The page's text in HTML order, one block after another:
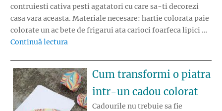
contruiesti cativa pesti agatatori cu care sa-ti decorezi
casa vara aceasta. Materiale necesare: hartie colorata paie
colorate un ac bete de frigarui ata carioci foarfeca lipici …
Continuă lectura
Cum transformi o piatra
intr-un cadou colorat
Cadourile nu trebuie sa fie